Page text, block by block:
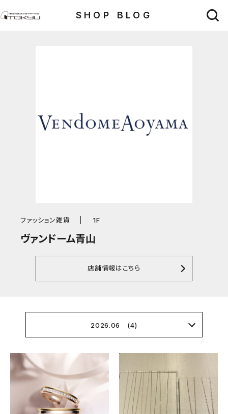
SHOP BLOG
ファッション雑貨 1F
ヴァンドーム青山
店舗情報はこちら
2026.06 (4)